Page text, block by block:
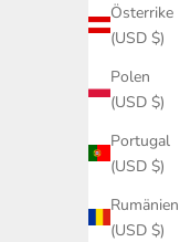
Österrike
(USD $)
Polen
(USD $)
Portugal
(USD $)
Rumänien
(USD $)
Badrumsförvaring